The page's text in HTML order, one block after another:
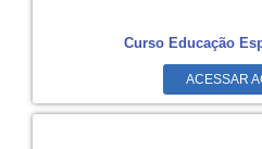
Curso Educação
ACESSAR